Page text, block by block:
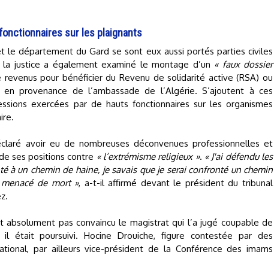
sur les plaignants
le département du Gard se sont eux aussi portés parties civiles
justice a également examiné le montage d’un « faux dossier
revenus pour bénéficier du Revenu de solidarité active (RSA) ou
provenance de l’ambassade de l’Algérie. S’ajoutent à ces
exercées par de hauts fonctionnaires sur les organismes
avoir eu de nombreuses déconvenues professionnelles et
ses positions contre « l’extrémisme religieux ». « J'ai défendu les
à un chemin de haine, je savais que je serai confronté un chemin
de mort », a-t-il affirmé devant le président du tribunal
absolument pas convaincu le magistrat qui l’a jugé coupable de
était poursuivi. Hocine Drouiche, figure contestée par des
par ailleurs vice-président de la Conférence des imams